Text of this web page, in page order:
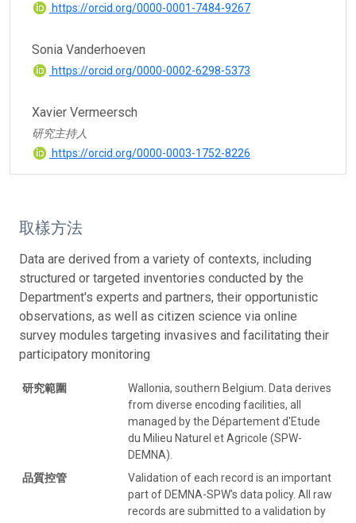
https://orcid.org/0000-0001-7484-9267
Sonia Vanderhoeven
https://orcid.org/0000-0002-6298-5373
Xavier Vermeersch
研究主持人
https://orcid.org/0000-0003-1752-8226
取樣方法
Data are derived from a variety of contexts, including
structured or targeted inventories conducted by the
Department's experts and partners, their opportunistic
observations, as well as citizen science via online
survey modules targeting invasives and facilitating their
participatory monitoring
研究範圍
Wallonia, southern Belgium. Data derives
from diverse encoding facilities, all
managed by the Département d'Etude
du Milieu Naturel et Agricole (SPW-
DEMNA).
品質控管
Validation of each record is an important
part of DEMNA-SPW's data policy. All raw
records are submitted to a validation by